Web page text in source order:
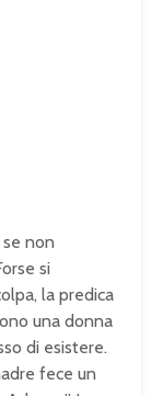
non
si
la predica
una donna
di esistere.
fece un